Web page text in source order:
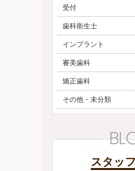
受付
歯科衛生士
インプラント
審美歯科
矯正歯科
その他・未分類
スタッ